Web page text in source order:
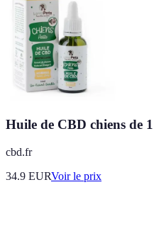
Huile de CBD chiens de
cbd.fr
34.9 EURVoir le prix